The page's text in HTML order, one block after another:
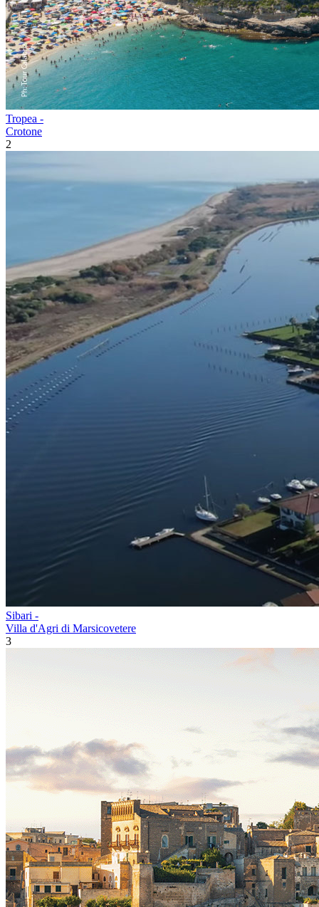
Tropea -
Crotone
2
Sibari -
Villa d'Agri di Marsicovetere
3